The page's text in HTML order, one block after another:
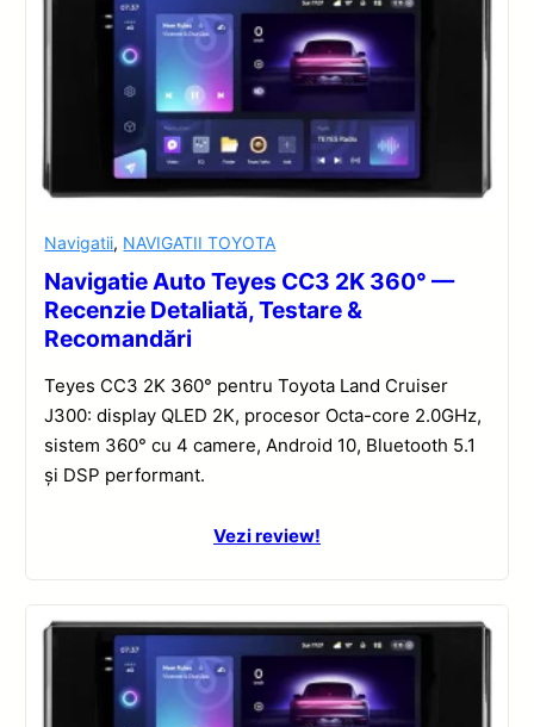
Navigatii, NAVIGATII TOYOTA
Navigatie Auto Teyes CC3 2K 360° —
Recenzie Detaliată, Testare &
Recomandări
Teyes CC3 2K 360° pentru Toyota Land Cruiser
J300: display QLED 2K, procesor Octa-core 2.0GHz,
sistem 360° cu 4 camere, Android 10, Bluetooth 5.1
și DSP performant.
Vezi review!